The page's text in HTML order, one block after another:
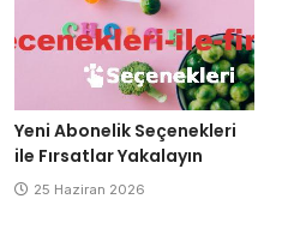
Yeni Abonelik Seçenekleri
ile Fırsatlar Yakalayın
25 Haziran 2026